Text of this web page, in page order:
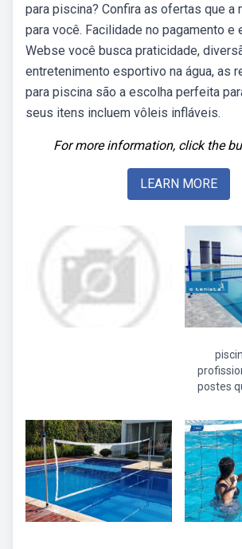
para piscina? Confira as ofertas que a
para você. Facilidade no pagamento e
Webse você busca praticidade,
entretenimento esportivo na água, as
para piscina são a escolha perfeita
seus itens incluem vôleis infláveis.
For more information, click the
LEARN MORE
postes